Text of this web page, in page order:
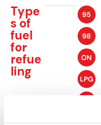
Type
s of
fuel
for
refue
ling